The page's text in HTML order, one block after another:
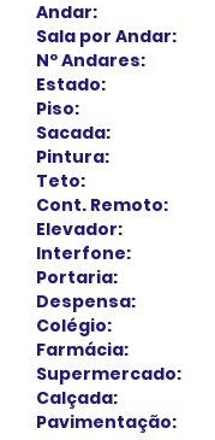
Andar:
Sala por Andar:
Nº Andares:
Estado:
Piso:
Sacada:
Pintura:
Teto:
Cont. Remoto:
Elevador:
Interfone:
Portaria:
Despensa:
Colégio:
Farmácia:
Supermercado:
Calçada:
Pavimentação: